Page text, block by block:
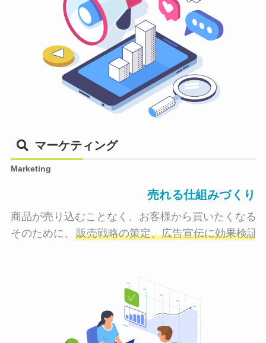
マーケティング
Marketing
売れる仕組みづくり
商品が売り込むことなく、お客様から買いたくなる
そのために、 販売戦略の策定、広告宣伝に効果検証